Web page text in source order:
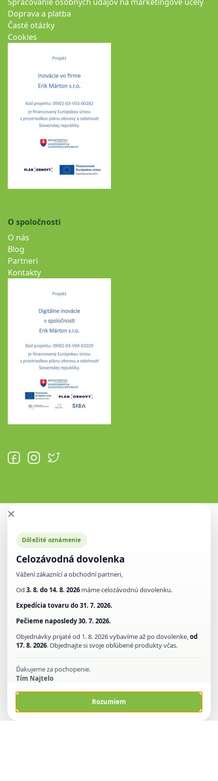
Doprava a platba
Časté otázky
Cookies
O spoločnosti
O nás
Blog
Partneri
Kontakty
×
Dôležité oznámenie
Celozávodná dovolenka
Vážení zákaznící a obchodní partneri,
Od 3. 8. do 14. 8. 2026 máme celozávodnú dovolenku.
Expedícia tovaru do31. 7. 2026.
Pečieme naposledy30. 7. 2026.
Objednávky prijaté od 1. 8. 2026 vybavíme až po dovolenke,od
17. 8. 2026. Objednajte si svoje obľúbené produkty včas.
Ďakujeme za pochopenie.
Tím Najtelo
Rozumiem